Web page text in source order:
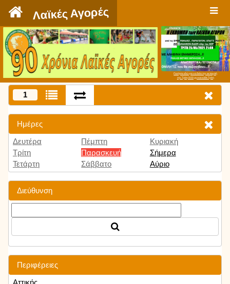
Λαϊκές Αγορές
Πατήστε εδώ για να δείτε την εκπομπή
την Τρίτη 9:00 μμ και κάθε Τρίτη
1
Ημέρες
Δευτέρα
Τρίτη
Τετάρτη
Πέμπτη
Παρασκευή
Σάββατο
Κυριακή
Σήμερα
Αύριο
Διεύθυνση
Περιφέρειες
Αττικής